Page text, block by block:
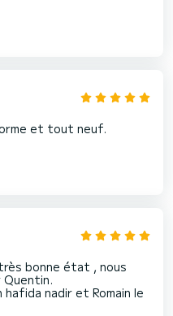
et tout neuf.
bonne état , nous
nadir et Romain le